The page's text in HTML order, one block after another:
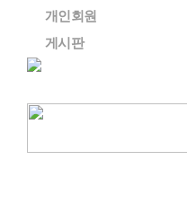
개인회원
게시판